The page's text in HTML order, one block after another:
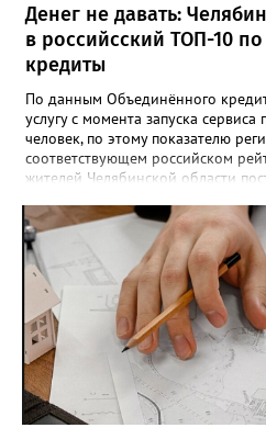
Денег не давать:
в российсский ТОП-10
кредиты
По данным Объединённого
услугу с момента запуска
человек, по этому показателю
соответствующем российском
жителей Челябинской области
снятие. В целом не давать им
лишним тысячи человек. Почти 89
запрет отозвать. При этом,
примерно каждый пятый из тех,
никогда кредиты не брал,
а больше половины имеют